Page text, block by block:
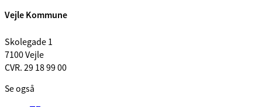
Vejle Kommune
Skolegade 1
7100 Vejle
CVR. 29 18 99 00
Se også